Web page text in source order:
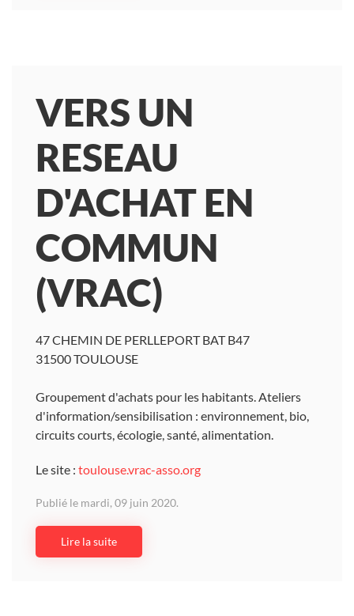
VERS UN
RESEAU
D'ACHAT EN
COMMUN
(VRAC)
47 CHEMIN DE PERLLEPORT BAT B47
31500 TOULOUSE
Groupement d'achats pour les habitants. Ateliers
d'information/sensibilisation : environnement, bio,
circuits courts, écologie, santé, alimentation.
Le site : toulouse.vrac-asso.org
Publié le mardi, 09 juin 2020.
Lire la suite